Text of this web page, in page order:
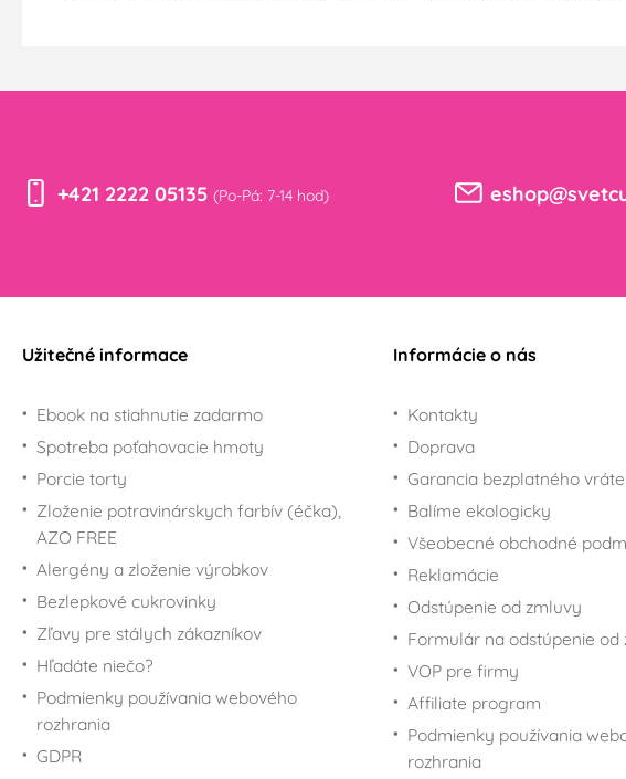
+421 2222 05135 (Po-Pá: 7-14 hod)
Užitečné informace
Ebook na stiahnutie zadarmo
Spotreba poťahovacie hmoty
Porcie torty
Zloženie potravinárskych farbív (éčka),
AZO FREE
Alergény a zloženie výrobkov
Bezlepkové cukrovinky
Zľavy pre stálych zákazníkov
Hľadáte niečo?
Podmienky používania webového
rozhrania
GDPR
Informácie o nás
Kontakty
Doprava
Garancia bezplatného
Balíme ekologicky
Všeobecné obchodné
Reklamácie
Odstúpenie od zmluvy
Formulár na odstúpenie od
VOP pre firmy
Affiliate program
Podmienky používania
rozhrania